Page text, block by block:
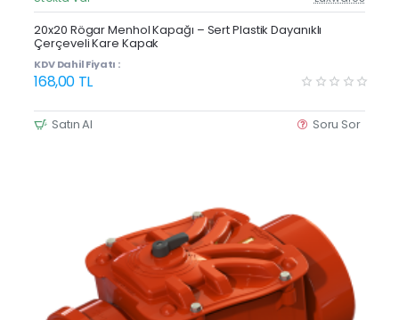
20x20 Rögar Menhol Kapağı – Sert Plastik Dayanıklı
Çerçeveli Kare Kapak
KDV Dahil Fiyatı :
168,00 TL
Satın Al Soru Sor